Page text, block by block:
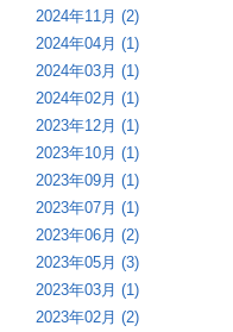
2024年11月 (2)
2024年04月 (1)
2024年03月 (1)
2024年02月 (1)
2023年12月 (1)
2023年10月 (1)
2023年09月 (1)
2023年07月 (1)
2023年06月 (2)
2023年05月 (3)
2023年03月 (1)
2023年02月 (2)